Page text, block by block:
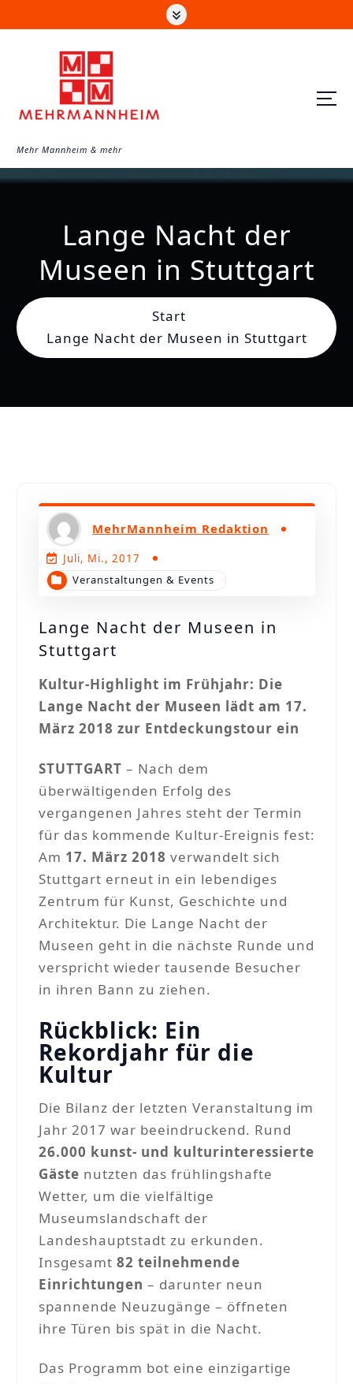
u
l
t
Mehr Mannheim & mehr
Lange Nacht der
Museen in Stuttgart
Start
Lange Nacht der Museen in Stuttgart
MehrMannheim Redaktion
Juli, Mi., 2017
Veranstaltungen & Events
Lange Nacht der Museen in
Stuttgart
Kultur-Highlight im Frühjahr: Die
Lange Nacht der Museen lädt am 17.
März 2018 zur Entdeckungstour ein
STUTTGART – Nach dem
überwältigenden Erfolg des
vergangenen Jahres steht der Termin
für das kommende Kultur-Ereignis fest:
Am 17. März 2018 verwandelt sich
Stuttgart erneut in ein lebendiges
Zentrum für Kunst, Geschichte und
Architektur. Die Lange Nacht der
Museen geht in die nächste Runde und
verspricht wieder tausende Besucher
in ihren Bann zu ziehen.
Rückblick: Ein
Rekordjahr für die
Kultur
Die Bilanz der letzten Veranstaltung im
Jahr 2017 war beeindruckend. Rund
26.000 kunst- und kulturinteressierte
Gäste nutzten das frühlingshafte
Wetter, um die vielfältige
Museumslandschaft der
Landeshauptstadt zu erkunden.
Insgesamt 82 teilnehmende
Einrichtungen – darunter neun
spannende Neuzugänge – öffneten
ihre Türen bis spät in die Nacht.
Das Programm bot eine einzigartige